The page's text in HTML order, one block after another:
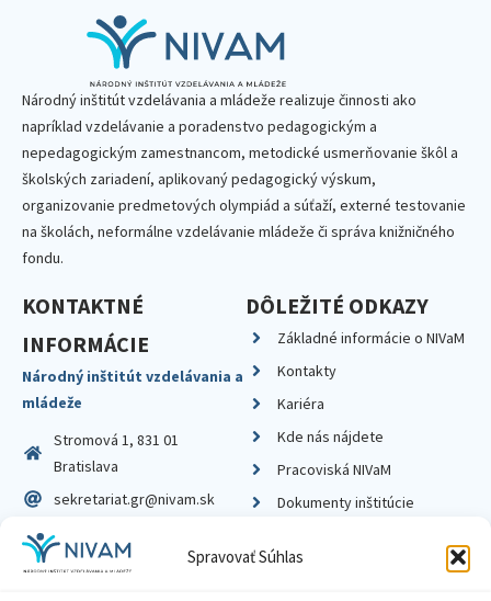
Spravovať Súhlas
Národný inštitút vzdelávania a mládeže realizuje činnosti ako
napríklad vzdelávanie a poradenstvo pedagogickým a
nepedagogickým zamestnancom, metodické usmerňovanie škôl a
školských zariadení, aplikovaný pedagogický výskum,
organizovanie predmetových olympiád a súťaží, externé testovanie
na školách, neformálne vzdelávanie mládeže či správa knižničného
fondu.
KONTAKTNÉ
INFORMÁCIE
Národný inštitút vzdelávania a
mládeže
Stromová 1, 831 01
Bratislava
sekretariat.gr@nivam.sk
IČO: 00164348
DIČ: 2020798714
DÔLEŽITÉ ODKAZY
Základné informácie o NIVaM
Kontakty
Kariéra
Kde nás nájdete
Pracoviská NIVaM
Dokumenty inštitúcie